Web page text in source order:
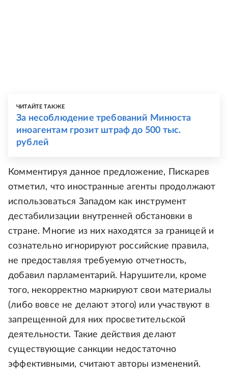
ЧИТАЙТЕ ТАКЖЕ
За несоблюдение требований Минюста
иноагентам грозит штраф до 500 тыс.
рублей
Комментируя данное предложение, Пискарев
отметил, что иностранные агенты продолжают
использоваться Западом как инструмент
дестабилизации внутренней обстановки в
стране. Многие из них находятся за границей и
сознательно игнорируют российские правила,
не предоставляя требуемую отчетность,
добавил парламентарий. Нарушители, кроме
того, некорректно маркируют свои материалы
(либо вовсе не делают этого) или участвуют в
запрещенной для них просветительской
деятельности. Такие действия делают
существующие санкции недостаточно
эффективными, считают авторы изменений.